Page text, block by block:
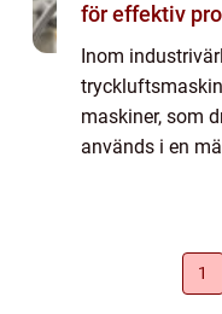
för effektiv
Inom
maskiner, som
används i en
1